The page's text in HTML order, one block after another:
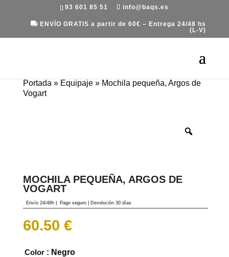
93 601 85 51 info@baqs.es
ENVÍO GRATIS a partir de 60€ – Entrega 24/48 hs
(L-V)
Portada » Equipaje» Mochila pequeña, Argos de
Vogart
MOCHILA PEQUEÑA, ARGOS DE
VOGART
Envío 24/48h| Pago seguro | Devolución 30 días
60.50 €
Color : Negro